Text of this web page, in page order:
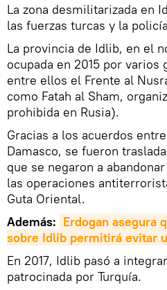
La zona desmilitarizada en
las fuerzas turcas y la
La provincia de Idlib, en el
ocupada en 2015 por varios
entre ellos el Frente al
como Fatah al Sham,
prohibida en Rusia).
Gracias a los acuerdos
Damasco, se fueron
que se negaron a
las operaciones
Guta Oriental.
Además: Erdogan asegura
sobre Idlib permitirá evitar
En 2017, Idlib pasó a
patrocinada por Turquía.